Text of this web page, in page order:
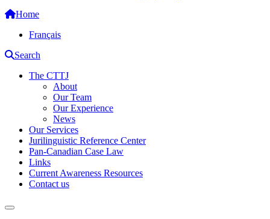
Home
Français
Search
The CTTJ
About
Our Team
Our Experience
News
Our Services
Jurilinguistic Reference Center
Pan-Canadian Case Law
Links
Current Awareness Resources
Contact us